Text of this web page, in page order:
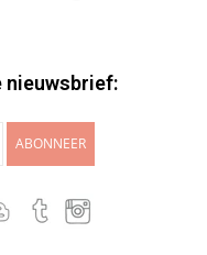
nieuwsbrief:
ABONNEER